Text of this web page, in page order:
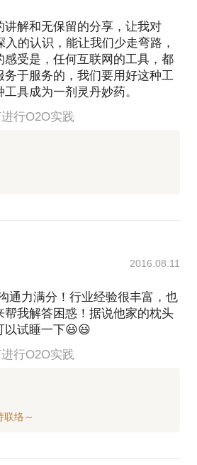
讲解和无保留的分享，让我对
的认识，能让我们少走弯路，
感受是，任何互联网的工具，都
务于服务的，我们要用好这种工
具成为一剂灵丹妙药。
行O2O实践
2016.08.11
通力满分！行业经验很丰富，也
帮我解答困惑！据说他家的枕头
以试睡一下😃😃
行O2O实践